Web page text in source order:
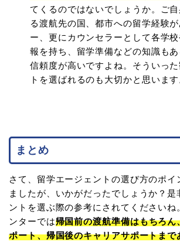
てくるのではないでしょうか。ご
る渡航先の国、都市への留学経験
ー、更にカウンセラーとして各学
報を持ち、留学準備などの知識も
信頼度が高いですよね。そういっ
トを選ばれるのも大切かと思います
まとめ
さて、留学エージェントの選び方のポイ
ましたが、いかがだったでしょうか？是
ントを選ぶ際の参考にされてくださいね
ンターでは帰国前の渡航準備はもちろん
ポート、帰国後のキャリアサポートまで